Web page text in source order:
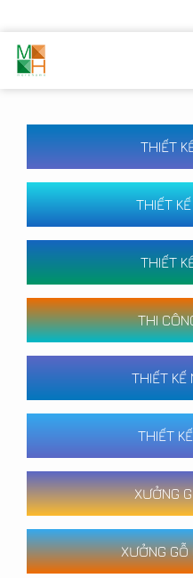
THIẾT
THIẾT
THIẾT
THI
THIẾT KẾ
THIẾT
XƯỞNG
XƯỞNG GỖ